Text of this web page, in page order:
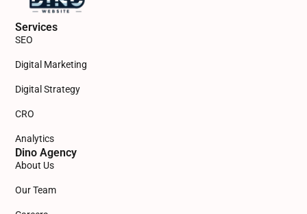
Services
SEO
Digital Marketing
Digital Strategy
CRO
Analytics
Dino Agency
About Us
Our Team